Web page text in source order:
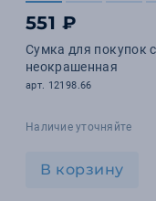
551 ₽
Сумка для покупок
неокрашенная
арт. 12198.66
Наличие уточняйте
В корзину